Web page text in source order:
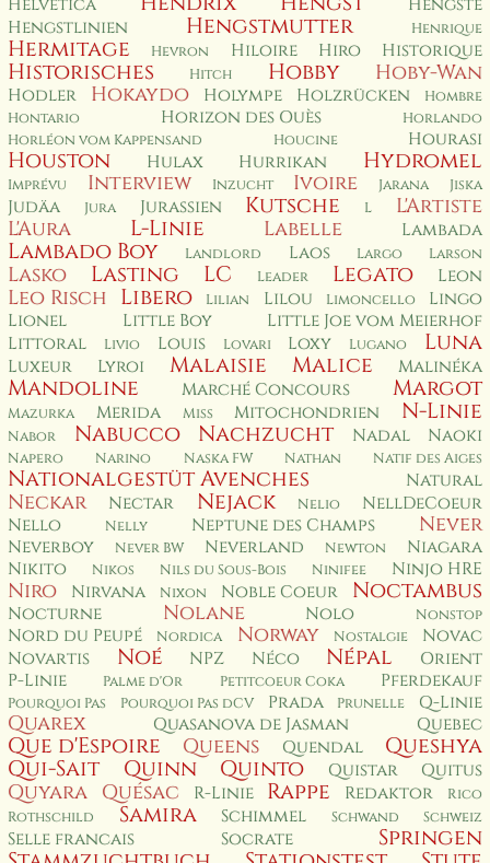
Helvética
Hengste
Hengstlinien
Hengstmutter Henrique
Hermitage Hevron Hiloire Hiro Historique
Historisches Hitch Hobby Hoby-Wan
Hodler Hokaydo Holympe Holzrücken
Hombre
Hontario
Horizon des Ouès
Horlando
Horléon vom Kappensand
Houcine Hourasi
Houston Hulax Hurrikan Hydromel
Imprévu Interview Inzucht Ivoire Jarana Jiska
Judäa Jura Jurassien Kutsche L
L'Artiste
L'Aura
L-Linie Labelle Lambada
Lambado Boy Landlord Laos Largo Larson
Lasko Lasting LC Leader Legato Leon
Leo Risch Libero Lilian Lilou Limoncello
Lingo
Lionel
Little Boy
Little Joe vom Meierhof
Littoral
Livio Louis Lovari Loxy Lugano Luna
Luxeur Lyroi Malaisie Malice Malinéka
Mandoline Marché Concours Margot
Mazurka Merida Miss Mitochondrien N-Linie
Nabor Nabucco Nachzucht Nadal Naoki
Napero Narino Naska FW Nathan Natif des Aiges
Nationalgestüt Avenches Natural
Neckar Nectar Nejack Nelio
NellDeCoeur
Nello
Nelly Neptune des Champs Never
Neverboy Never BW Neverland Newton
Niagara
Nikito
Nikos Nils du Sous-Bois Ninifee Ninjo HRE
Niro Nirvana Nixon Noble Coeur Noctambus
Nocturne Nolane Nolo Nonstop
Nord du Peupé Nordica Norway Nostalgie
Novac
Novartis
Noé NPZ Néco Népal
Orient
P-Linie
Palme d'Or Petitcoeur Coka Pferdekauf
Pourquoi Pas Pourquoi Pas dCV Prada Prunelle Q-Linie
Quarex Quasanova de Jasman Quebec
Que d'Espoire Queens Quendal
Queshya
Qui-Sait
Quinn Quinto Quistar Quitus
Quyara Quésac R-Linie Rappe Redaktor
Rico
Rothschild
Samira Schimmel Schwand Schweiz
Selle francais Socrate
Springen